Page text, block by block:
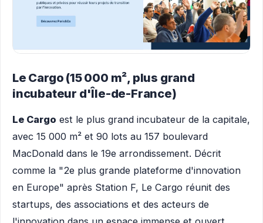
Le Cargo (15 000 m², plus grand
incubateur d'Île-de-France)
Le Cargo est le plus grand incubateur de la capitale,
avec 15 000 m² et 90 lots au 157 boulevard
MacDonald dans le 19e arrondissement. Décrit
comme la "2e plus grande plateforme d'innovation
en Europe" après Station F, Le Cargo réunit des
startups, des associations et des acteurs de